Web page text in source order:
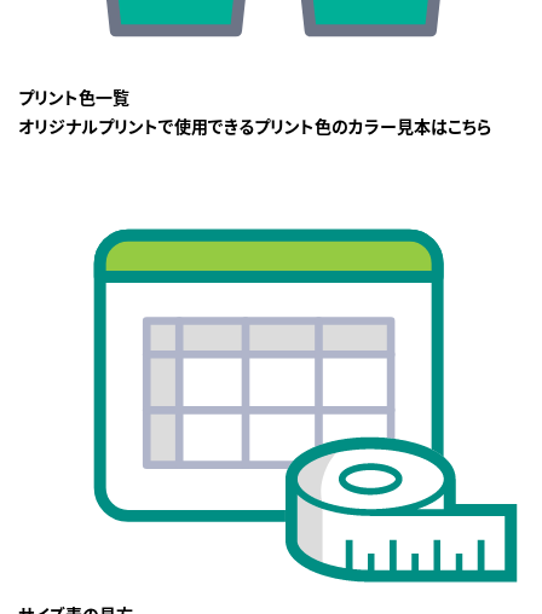
プリント色一覧
オリジナルプリントで使用できるプリント色のカラー見本はこちら